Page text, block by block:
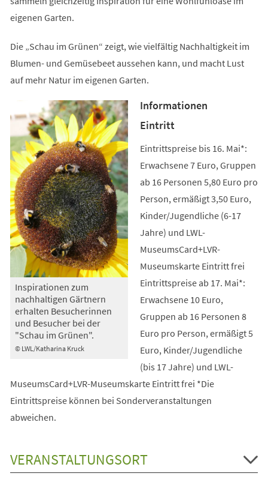
eigenen Garten.
Die „Schau im Grünen“ zeigt, wie vielfältig Nachhaltigkeit im
Blumen- und Gemüsebeet aussehen kann, und macht Lust
auf mehr Natur im eigenen Garten.
© LWL/Katharina Kruck
Inspirationen zum
nachhaltigen Gärtnern
erhalten Besucherinnen
und Besucher bei der
"Schau im Grünen".
Informationen
Eintritt
Eintrittspreise bis 16. Mai*:
Erwachsene 7 Euro, Gruppen
ab 16 Personen 5,80 Euro pro
Person, ermäßigt 3,50 Euro,
Kinder/Jugendliche (6-17
Jahre) und LWL-
MuseumsCard+LVR-
Museumskarte Eintritt frei
Eintrittspreise ab 17. Mai*:
Erwachsene 10 Euro,
Gruppen ab 16 Personen 8
Euro pro Person, ermäßigt 5
Euro, Kinder/Jugendliche
(bis 17 Jahre) und LWL-
MuseumsCard+LVR-Museumskarte Eintritt frei *Die
Eintrittspreise können bei Sonderveranstaltungen
abweichen.
VERANSTALTUNGSORT